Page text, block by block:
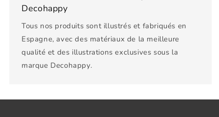
Decohappy
Tous nos produits sont illustrés et fabriqués en
Espagne, avec des matériaux de la meilleure
qualité et des illustrations exclusives sous la
marque Decohappy.